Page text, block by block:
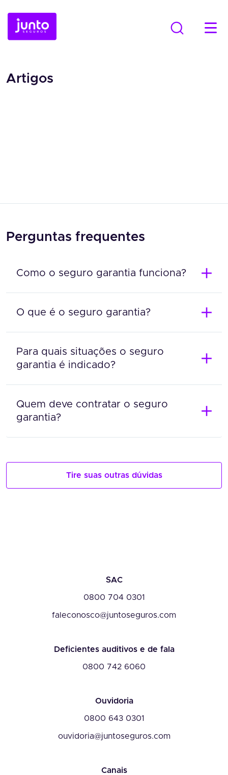
Artigos
Perguntas frequentes
Como o seguro garantia funciona?
O que é o seguro garantia?
Para quais situações o seguro
garantia é indicado?
Quem deve contratar o seguro
garantia?
Tire suas outras dúvidas
SAC
0800 704 0301
faleconosco@juntoseguros.com
Deficientes auditivos e de fala
0800 742 6060
Ouvidoria
0800 643 0301
ouvidoria@juntoseguros.com
Canais